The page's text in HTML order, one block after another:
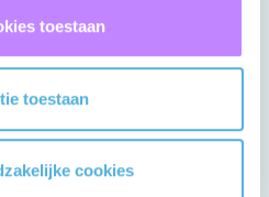
toestaan
toestaan
cookies